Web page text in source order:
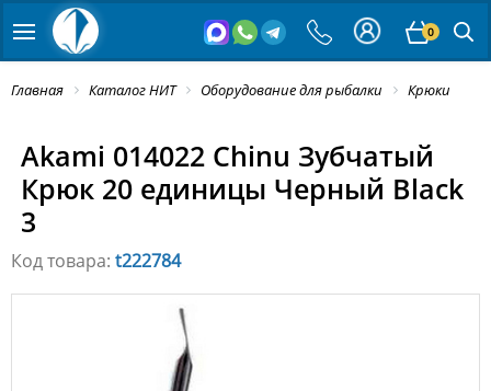
0
Главная Каталог НИТ Оборудование для рыбалки Крюки
Akami 014022 Chinu Зубчатый
Крюк 20 единицы Черный Black
3
Код товара: t222784